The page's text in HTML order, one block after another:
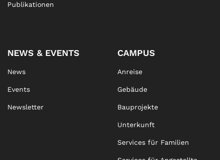
Publikationen
NEWS & EVENTS
News
Events
Newsletter
CAMPUS
Anreise
Gebäude
Bauprojekte
Unterkunft
Services für Familien